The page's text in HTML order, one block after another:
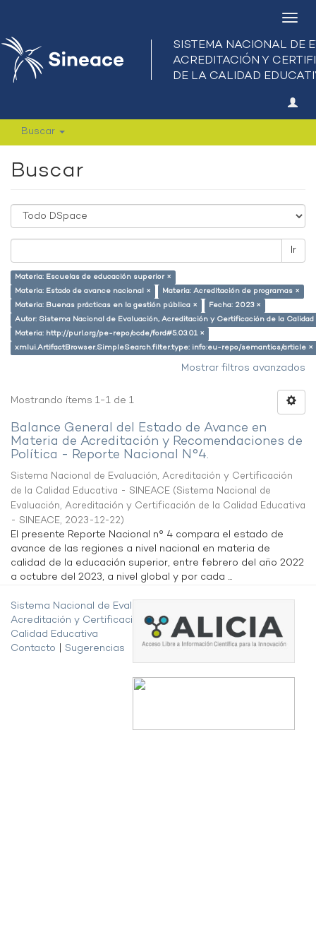
Buscar
Buscar
Ir
Materia: Escuelas de educación superior ×
Materia: Estado de avance nacional ×
Materia: Acreditación de programas ×
Materia: Buenas prácticas en la gestión pública ×
Fecha: 2023 ×
Autor: Sistema Nacional de Evaluación, Acreditación y Certificación de la
Materia: http://purl.org/pe-repo/ocde/ford#5.03.01 ×
xmlui.ArtifactBrowser.SimpleSearch.filter.type: info:eu-repo/semantics/article ×
Mostrar filtros avanzados
Mostrando ítems 1-1 de 1
Balance General del Estado de Avance en
Materia de Acreditación y Recomendaciones de
Política - Reporte Nacional N°4.
Sistema Nacional de Evaluación, Acreditación y Certificación
de la Calidad Educativa - SINEACE (Sistema Nacional de
Evaluación, Acreditación y Certificación de la Calidad Educativa
- SINEACE, 2023-12-22)
El presente Reporte Nacional n° 4 compara el estado de
avance de las regiones a nivel nacional en materia de
calidad de la educación superior, entre febrero del año 2022
a octubre del 2023, a nivel global y por cada ...
Sistema Nacional de Evaluación,
Acreditación y Certificación de la
Calidad Educativa
Contacto
Sugerencias